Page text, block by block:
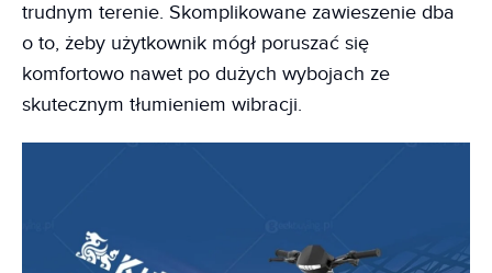
trudnym terenie. Skomplikowane zawieszenie dba
o to, żeby użytkownik mógł poruszać się
komfortowo nawet po dużych wybojach ze
skutecznym tłumieniem wibracji.